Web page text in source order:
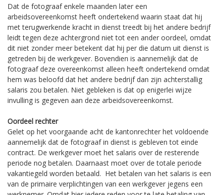
Dat de fotograaf enkele maanden later een
arbeidsovereenkomst heeft ondertekend waarin staat dat hij
met terugwerkende kracht in dienst treedt bij het andere bedrijf
leidt tegen deze achtergrond niet tot een ander oordeel, omdat
dit niet zonder meer betekent dat hij per die datum uit dienst is
getreden bij de werkgever. Bovendien is aannemelijk dat de
fotograaf deze overeenkomst alleen heeft ondertekend omdat
hem was beloofd dat het andere bedrijf dan zijn achterstallig
salaris zou betalen. Niet gebleken is dat op enigerlei wijze
invulling is gegeven aan deze arbeidsovereenkomst.
Oordeel rechter
Gelet op het voorgaande acht de kantonrechter het voldoende
aannemelijk dat de fotograaf in dienst is gebleven tot einde
contract. De werkgever moet het salaris over de resterende
periode nog betalen. Daarnaast moet over de totale periode
vakantiegeld worden betaald. Het betalen van het salaris is een
van de primaire verplichtingen van een werkgever jegens een